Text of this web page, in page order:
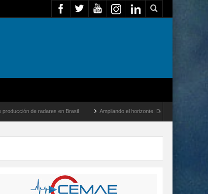
radares en Brasil Ampliando el horizonte: Dentro del vuelo de desarrollo más